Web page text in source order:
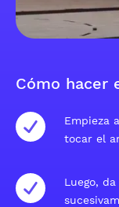
Cómo hacer
Empieza
tocar el
Luego,